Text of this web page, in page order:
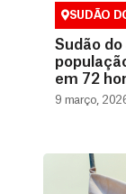
SUDÃO
Sudão
em 72
9 março,